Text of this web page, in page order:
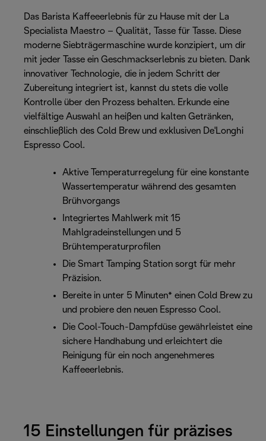
Das Barista Kaffeeerlebnis für zu Hause mit der La
Specialista Maestro – Qualität, Tasse für Tasse. Diese
moderne Siebträgermaschine wurde konzipiert, um dir
mit jeder Tasse ein Geschmackserlebnis zu bieten. Dank
innovativer Technologie, die in jedem Schritt der
Zubereitung integriert ist, kannst du stets die volle
Kontrolle über den Prozess behalten. Erkunde eine
vielfältige Auswahl an heißen und kalten Getränken,
einschließlich des Cold Brew und exklusiven De'Longhi
Espresso Cool.
Aktive Temperaturregelung für eine konstante
Wassertemperatur während des gesamten
Brühvorgangs
Integriertes Mahlwerk mit 15
Mahlgradeinstellungen und 5
Brühtemperaturprofilen
Die Smart Tamping Station sorgt für mehr
Präzision.
Bereite in unter 5 Minuten* einen Cold Brew zu
und probiere den neuen Espresso Cool.
Die Cool-Touch-Dampfdüse gewährleistet eine
sichere Handhabung und erleichtert die
Reinigung für ein noch angenehmeres
Kaffeeerlebnis.
15 Einstellungen für präzises